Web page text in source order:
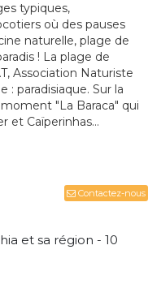
typiques,
où des pauses
naturelle, plage de
! La plage de
Association Naturiste
: paradisiaque. Sur la
"La Baraca" qui
et Caïperinhas…
Contactez-nous
et sa région - 10